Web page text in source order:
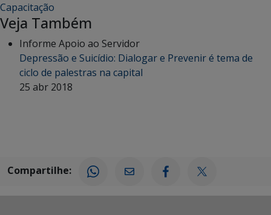
Capacitação
Veja Também
Informe Apoio ao Servidor
Depressão e Suicídio: Dialogar e Prevenir é tema de
ciclo de palestras na capital
25 abr 2018
Compartilhe: